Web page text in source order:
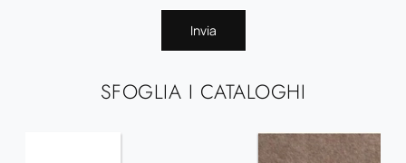
SFOGLIA I CATALOGHI
Invia